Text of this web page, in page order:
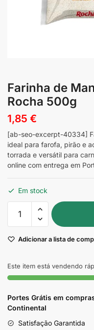
Farinha de
Rocha 500g
1,85 €
[ab-seo-excerpt-40334]
ideal para farofa, pirão e
torrada e versátil para
online com entrega em
Em stock
Quantidade
de
Torrada
Rocha
Adicionar a lista de
Este item está vendendo
Portes Grátis em
Continental
Satisfação Garantida